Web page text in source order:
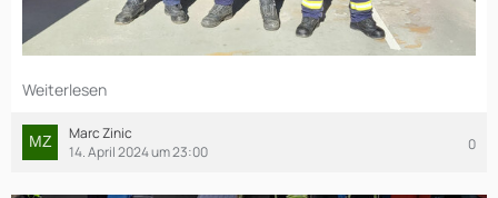
Weiterlesen
Marc Zinic
14. April 2024 um 23:00
0